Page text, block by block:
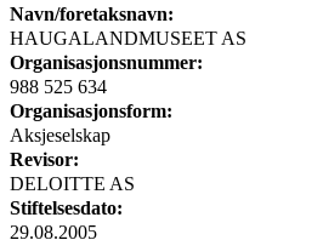
Navn/foretaksnavn:
HAUGALANDMUSEET AS
Organisasjonsnummer:
988 525 634
Organisasjonsform:
Aksjeselskap
Revisor:
DELOITTE AS
Stiftelsesdato:
29.08.2005